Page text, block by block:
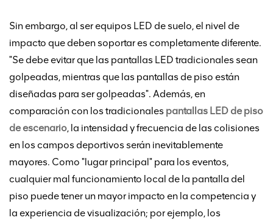
Sin embargo, al ser equipos LED de suelo, el nivel de
impacto que deben soportar es completamente diferente.
"Se debe evitar que las pantallas LED tradicionales sean
golpeadas, mientras que las pantallas de piso están
diseñadas para ser golpeadas". Además, en
comparación con los tradicionales pantallas LED de piso
de escenario, la intensidad y frecuencia de las colisiones
en los campos deportivos serán inevitablemente
mayores. Como "lugar principal" para los eventos,
cualquier mal funcionamiento local de la pantalla del
piso puede tener un mayor impacto en la competencia y
la experiencia de visualización; por ejemplo, los